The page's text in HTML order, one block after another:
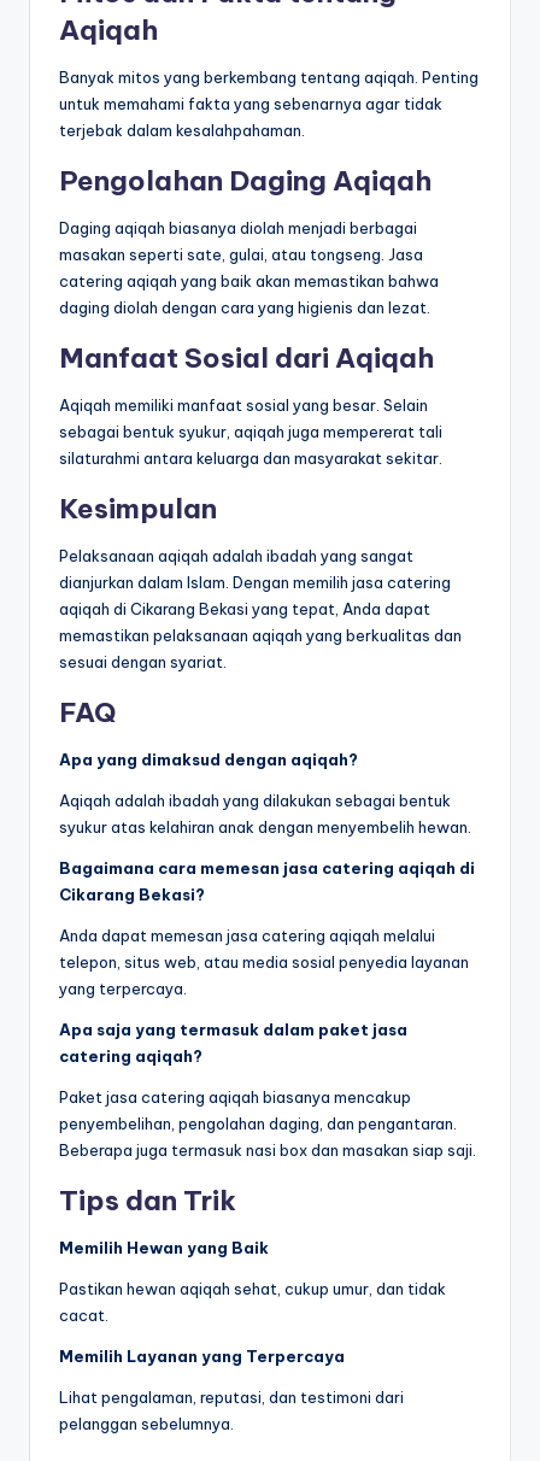
Aqiqah
Banyak mitos yang berkembang tentang aqiqah. Penting
untuk memahami fakta yang sebenarnya agar tidak
terjebak dalam kesalahpahaman.
Pengolahan Daging Aqiqah
Daging aqiqah biasanya diolah menjadi berbagai
masakan seperti sate, gulai, atau tongseng. Jasa
catering aqiqah yang baik akan memastikan bahwa
daging diolah dengan cara yang higienis dan lezat.
Manfaat Sosial dari Aqiqah
Aqiqah memiliki manfaat sosial yang besar. Selain
sebagai bentuk syukur, aqiqah juga mempererat tali
silaturahmi antara keluarga dan masyarakat sekitar.
Kesimpulan
Pelaksanaan aqiqah adalah ibadah yang sangat
dianjurkan dalam Islam. Dengan memilih jasa catering
aqiqah di Cikarang Bekasi yang tepat, Anda dapat
memastikan pelaksanaan aqiqah yang berkualitas dan
sesuai dengan syariat.
FAQ
Apa yang dimaksud dengan aqiqah?
Aqiqah adalah ibadah yang dilakukan sebagai bentuk
syukur atas kelahiran anak dengan menyembelih hewan.
Bagaimana cara memesan jasa catering aqiqah di
Cikarang Bekasi?
Anda dapat memesan jasa catering aqiqah melalui
telepon, situs web, atau media sosial penyedia layanan
yang terpercaya.
Apa saja yang termasuk dalam paket jasa
catering aqiqah?
Paket jasa catering aqiqah biasanya mencakup
penyembelihan, pengolahan daging, dan pengantaran.
Beberapa juga termasuk nasi box dan masakan siap saji.
Tips dan Trik
Memilih Hewan yang Baik
Pastikan hewan aqiqah sehat, cukup umur, dan tidak
cacat.
Memilih Layanan yang Terpercaya
Lihat pengalaman, reputasi, dan testimoni dari
pelanggan sebelumnya.